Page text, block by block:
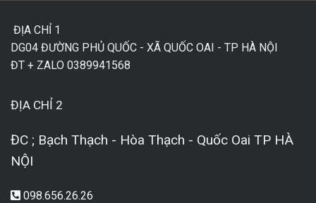
ĐỊA CHỈ 1
DG04 ĐƯỜNG PHỦ QUỐC - XÃ QUỐC OAI - TP HÀ NỘI
ĐT + ZALO 0389941568
ĐỊA CHỈ 2
ĐC ; Bạch Thạch - Hòa Thạch - Quốc Oai TP HÀ
NỘI
098.656.26.26